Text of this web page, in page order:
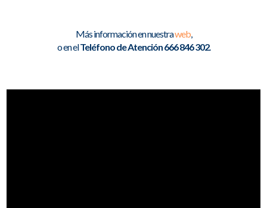
Más información en nuestraweb,
o en elTeléfono de Atención 666 846 302.